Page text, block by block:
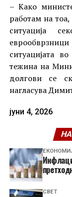
– Како
работам на
ситуација
ситуацијата
тежина на
долгови се
нагласува
јуни 4, 2026
СВЕТ